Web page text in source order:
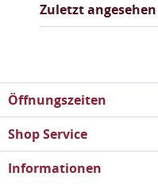
Zuletzt angesehen
Öffnungszeiten
Shop Service
Informationen